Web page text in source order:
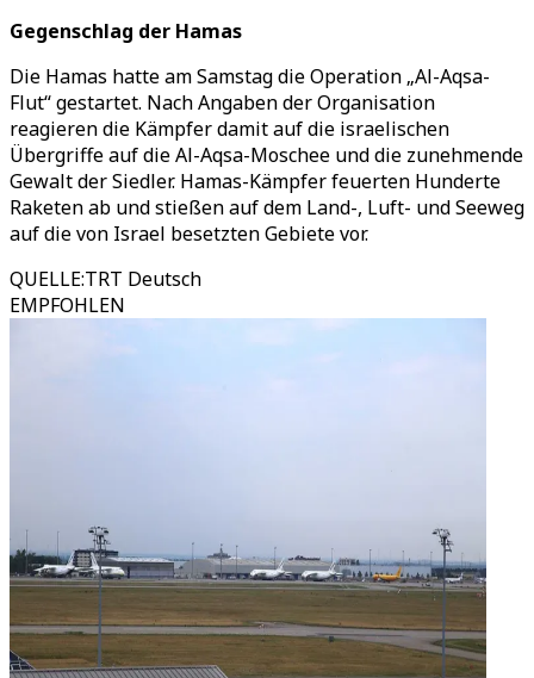
Gegenschlag der Hamas
Die Hamas hatte am Samstag die Operation „Al-Aqsa-
Flut“ gestartet. Nach Angaben der Organisation
reagieren die Kämpfer damit auf die israelischen
Übergriffe auf die Al-Aqsa-Moschee und die zunehmende
Gewalt der Siedler. Hamas-Kämpfer feuerten Hunderte
Raketen ab und stießen auf dem Land-, Luft- und Seeweg
auf die von Israel besetzten Gebiete vor.
QUELLE:TRT Deutsch
EMPFOHLEN